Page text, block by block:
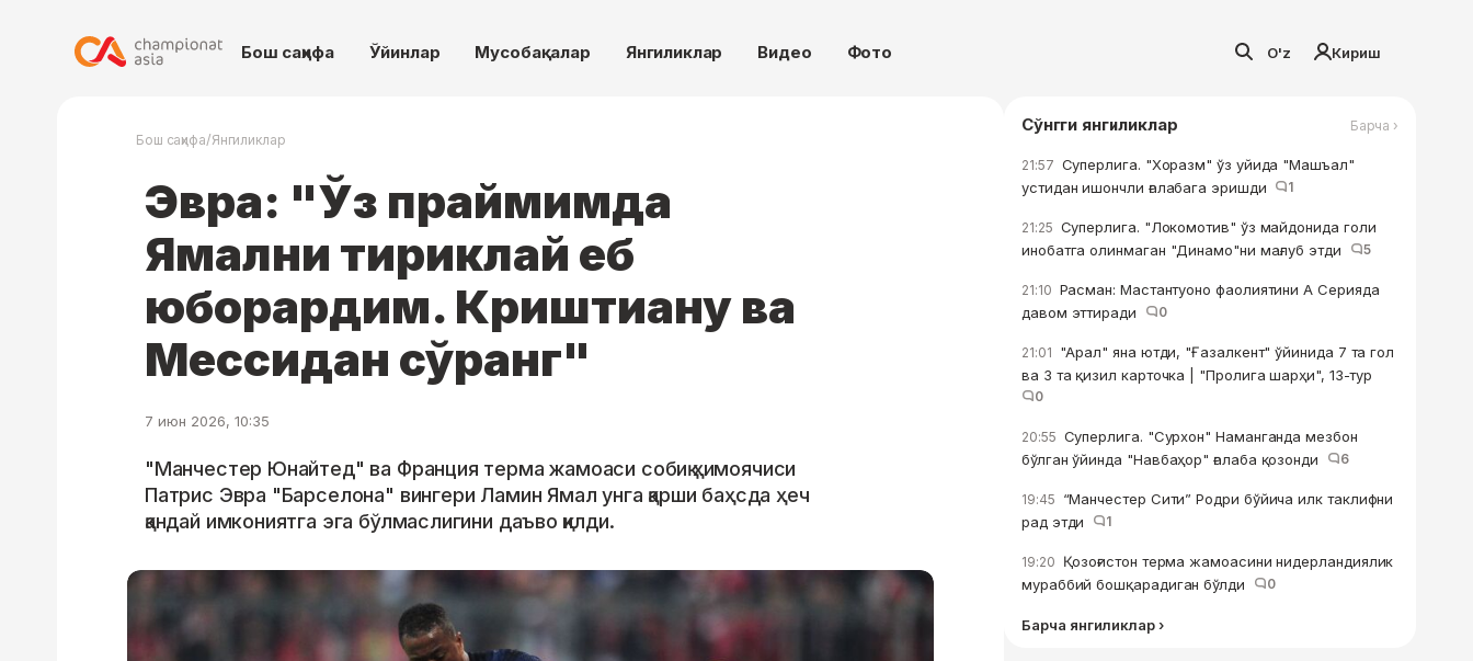
Бош саҳифа Ўйинлар Мусобақалар Янгиликлар Видео Фото O'z Кириш
Бош саҳифа/Янгиликлар
Эвра: "Ўз праймимда
Ямални тириклай еб
юборардим. Криштиану ва
Мессидан сўранг"
7 июн 2026, 10:35
"Манчестер Юнайтед" ва Франция терма жамоаси собиқ ҳимоячиси
Патрис Эвра "Барселона" вингери Ламин Ямал унга қарши баҳсда ҳеч
қандай имкониятга эга бўлмаслигини даъво қилди.
Сўнгги янгиликлар Барча ›
21:57 Суперлига. "Хоразм" ўз уйида "Машъал"
устидан ишончли ғалабага эришди
1
21:25 Суперлига. "Локомотив" ўз майдонида голи
инобатга олинмаган "Динамо"ни мағлуб этди
5
21:10 Расман: Мастантуоно фаолиятини А Серияда
давом эттиради
0
21:01 "Арал" яна ютди, "Ғазалкент" ўйинида 7 та гол
ва 3 та қизил карточка | "Пролига шарҳи", 13-тур
0
20:55 Суперлига. "Сурхон" Наманганда мезбон
бўлган ўйинда "Навбаҳор" ғалаба қозонди
6
19:45 “Манчестер Сити” Родри бўйича илк таклифни
рад этди
1
19:20 Қозоғистон терма жамоасини нидерландиялик
мураббий бошқарадиган бўлди
0
Барча янгиликлар ›